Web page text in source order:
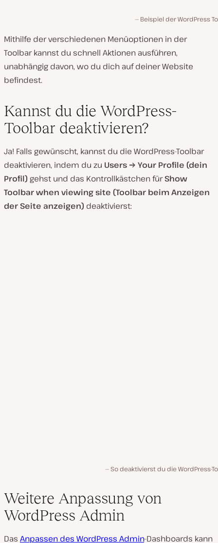
Beispiel der WordPress
Mithilfe der verschiedenen Menüoptionen in der
Toolbar kannst du schnell Aktionen ausführen,
unabhängig davon, wo du dich auf deiner Website
befindest.
Kannst du die WordPress-
Toolbar deaktivieren?
Ja! Falls gewünscht, kannst du die WordPress-Toolbar
deaktivieren, indem du zu Users → Your Profile (dein
Profil) gehst und das Kontrollkästchen fürShow
Toolbar when viewing site (Toolbar beim Anzeigen
der Seite anzeigen) deaktivierst:
So deaktivierst du die WordPress-
Weitere Anpassung von
WordPress Admin
Das Anpassen des WordPress Admin-Dashboards kann